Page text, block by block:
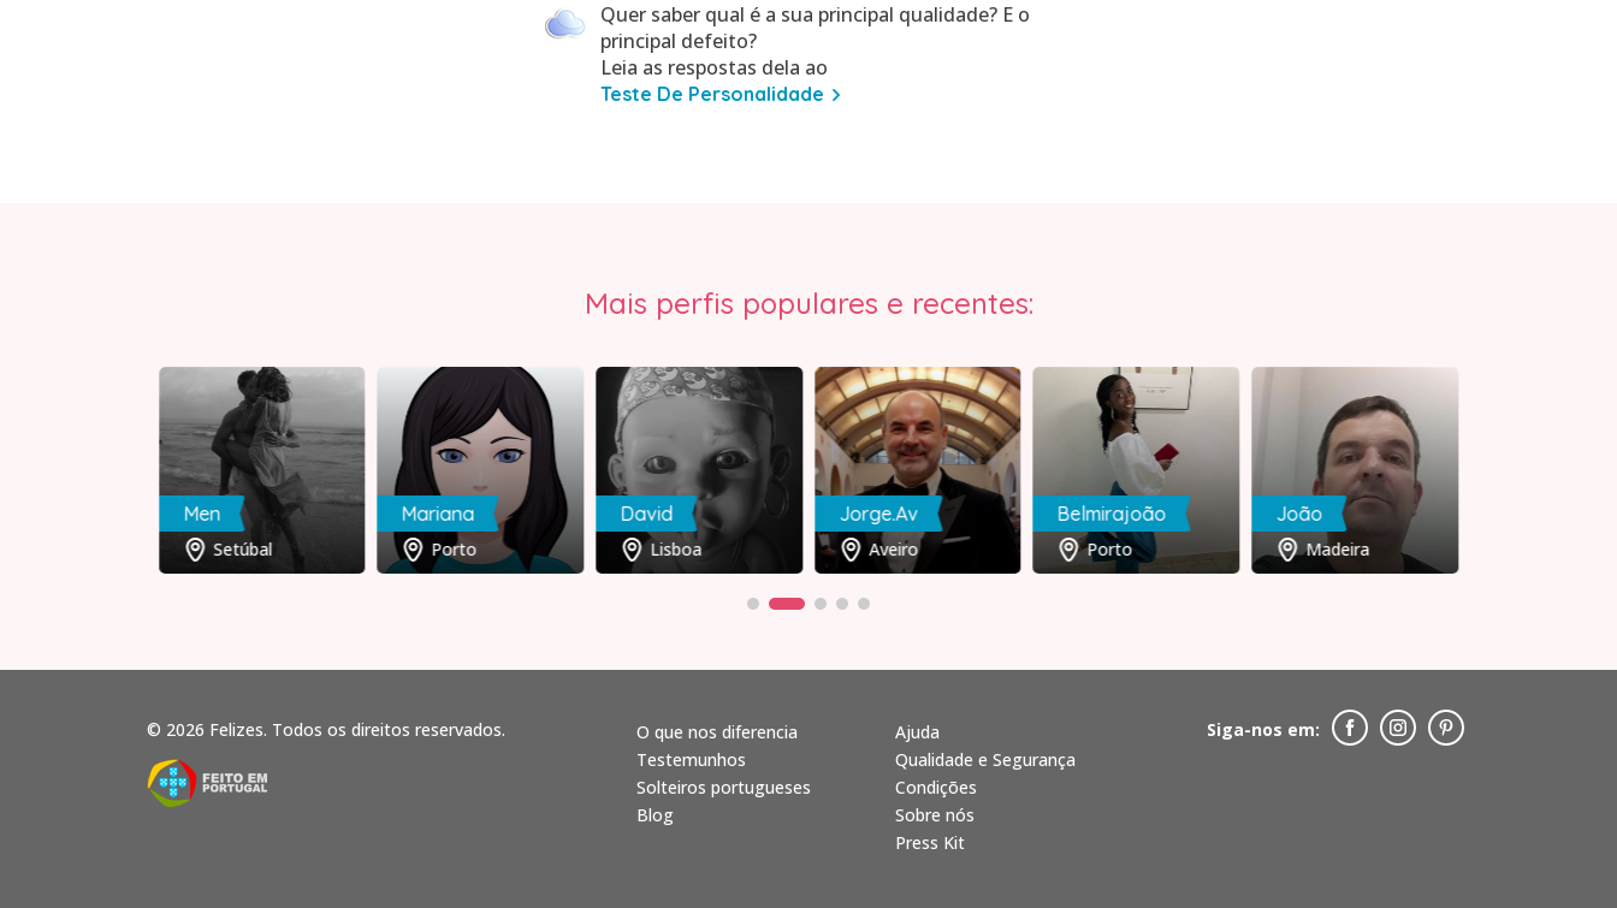
Quer saber qual é a sua principal qualidade? E o
principal defeito?
Leia as respostas dela ao
Teste De Personalidade
Mais perfis populares e recentes:
Men
Setúbal
Mariana
Porto
David
Lisboa
Jorge.Av
Aveiro
Belmirajoão
Porto
João
Madeira
© 2026 Felizes. Todos os direitos reservados.
O que nos diferencia
Testemunhos
Solteiros portugueses
Blog
Ajuda
Qualidade e Segurança
Condições
Sobre nós
Press Kit
Siga-nos em: